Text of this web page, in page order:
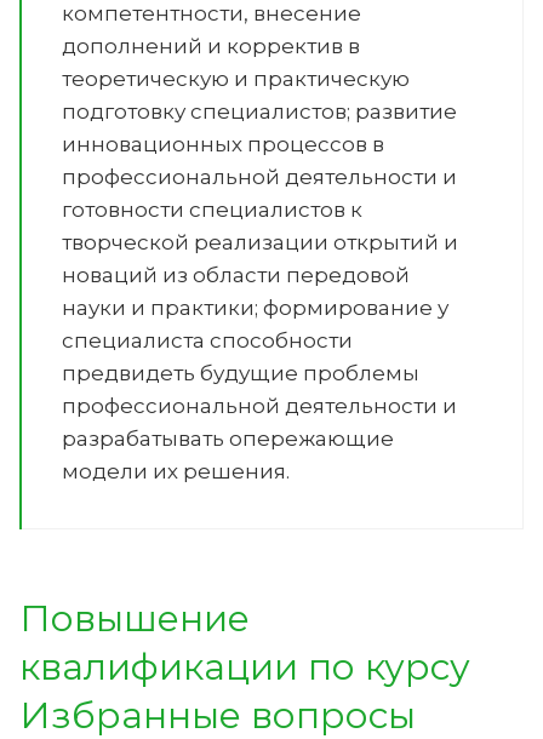
компетентности, внесение
дополнений и корректив в
теоретическую и практическую
подготовку специалистов; развитие
инновационных процессов в
профессиональной деятельности и
готовности специалистов к
творческой реализации открытий и
новаций из области передовой
науки и практики; формирование у
специалиста способности
предвидеть будущие проблемы
профессиональной деятельности и
разрабатывать опережающие
модели их решения.
Повышение
квалификации по курсу
Избранные вопросы